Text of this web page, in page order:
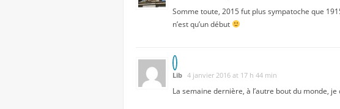
Somme toute, 2015 fut plus sympatoche que
n’est qu’un début
Lib 4 janvier 2016 at 17 h 44 min
La semaine dernière, à l’autre bout du monde,